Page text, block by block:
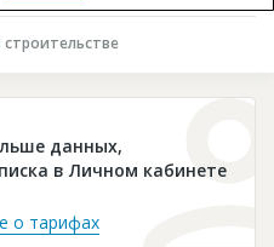
строительстве
данных,
в Личном кабинете
о тарифах